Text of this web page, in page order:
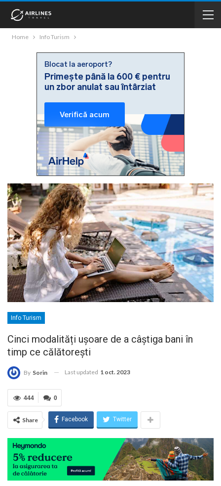
Home Info Turism
Info Turism
Cinci modalități ușoare de a câștiga bani în
timp ce călătorești
By Sorin Last updated 1 oct. 2023
0
444
Share Facebook Twitter